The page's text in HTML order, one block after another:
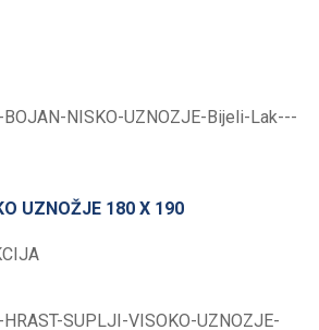
UZNOŽJE 180 X 190